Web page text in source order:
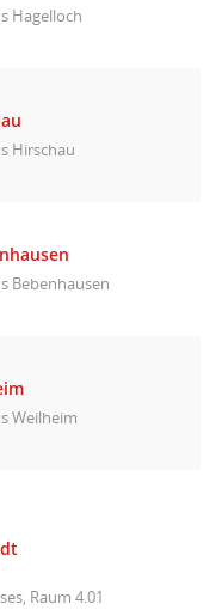
Hagelloch
Hirschau
Bebenhausen
Weilheim
Raum 4.01